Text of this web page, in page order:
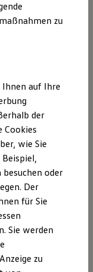
Buzz
Caravelle
zu
Ihnen auf Ihre
der
Cookies
wie Sie
oder
Der
für Sie
Sie werden
zu